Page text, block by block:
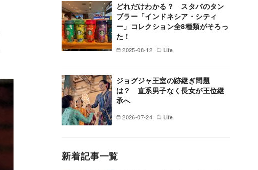
どれだけわかる？ スタバのタン
ブラー「インドネシア・シティ
ー」コレクション全8種類がそろっ
た！
2025-08-12 Life
ジョグジャ王室の跡継ぎ問題
は？ 直系男子なく長女が王位継
承へ
2026-07-24 Life
新着記事一覧